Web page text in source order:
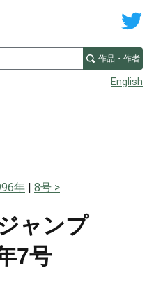
作品・作者
English
年 8号
ャンプ
7号